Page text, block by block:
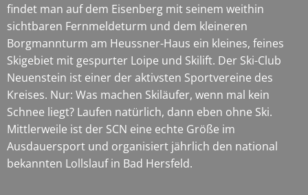
findet man auf dem Eisenberg mit seinem weithin
sichtbaren Fernmeldeturm und dem kleineren
Borgmannturm am Heussner-Haus ein kleines, feines
Skigebiet mit gespurter Loipe und Skilift. Der Ski-Club
Neuenstein ist einer der aktivsten Sportvereine des
Kreises. Nur: Was machen Skiläufer, wenn mal kein
Schnee liegt? Laufen natürlich, dann eben ohne Ski.
Mittlerweile ist der SCN eine echte Größe im
Ausdauersport und organisiert jährlich den national
bekannten Lollslauf in Bad Hersfeld.